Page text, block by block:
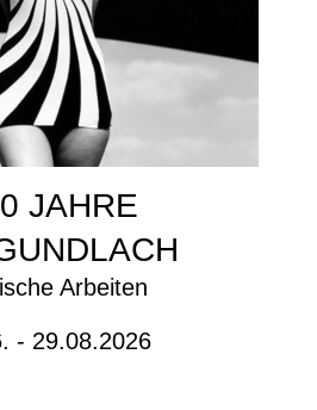
JAHRE
Arbeiten
- 29.08.2026